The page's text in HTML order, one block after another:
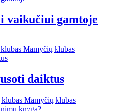
vaikučiui gamtoje
Mamyčių klubas
daiktus
Mamyčių klubas